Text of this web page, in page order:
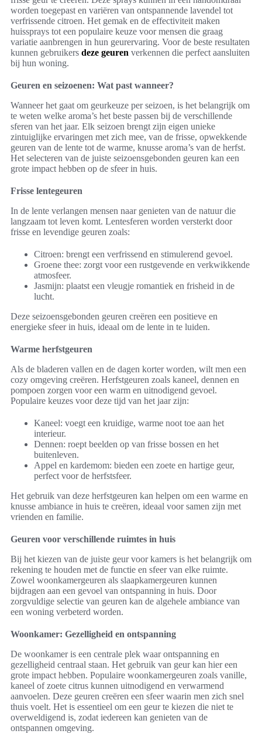
worden toegepast en variëren van ontspannende lavendel tot
verfrissende citroen. Het gemak en de effectiviteit maken
huissprays tot een populaire keuze voor mensen die graag
variatie aanbrengen in hun geurervaring. Voor de beste resultaten
kunnen gebruikers deze geuren verkennen die perfect aansluiten
bij hun woning.
Geuren en seizoenen: Wat past wanneer?
Wanneer het gaat om geurkeuze per seizoen, is het belangrijk om
te weten welke aroma’s het beste passen bij de verschillende
sferen van het jaar. Elk seizoen brengt zijn eigen unieke
zintuiglijke ervaringen met zich mee, van de frisse, opwekkende
geuren van de lente tot de warme, knusse aroma’s van de herfst.
Het selecteren van de juiste seizoensgebonden geuren kan een
grote impact hebben op de sfeer in huis.
Frisse lentegeuren
In de lente verlangen mensen naar genieten van de natuur die
langzaam tot leven komt. Lentesferen worden versterkt door
frisse en levendige geuren zoals:
Citroen: brengt een verfrissend en stimulerend gevoel.
Groene thee: zorgt voor een rustgevende en verkwikkende
atmosfeer.
Jasmijn: plaatst een vleugje romantiek en frisheid in de
lucht.
Deze seizoensgebonden geuren creëren een positieve en
energieke sfeer in huis, ideaal om de lente in te luiden.
Warme herfstgeuren
Als de bladeren vallen en de dagen korter worden, wilt men een
cozy omgeving creëren. Herfstgeuren zoals kaneel, dennen en
pompoen zorgen voor een warm en uitnodigend gevoel.
Populaire keuzes voor deze tijd van het jaar zijn:
Kaneel: voegt een kruidige, warme noot toe aan het
interieur.
Dennen: roept beelden op van frisse bossen en het
buitenleven.
Appel en kardemom: bieden een zoete en hartige geur,
perfect voor de herfstsfeer.
Het gebruik van deze herfstgeuren kan helpen om een warme en
knusse ambiance in huis te creëren, ideaal voor samen zijn met
vrienden en familie.
Geuren voor verschillende ruimtes in huis
Bij het kiezen van de juiste geur voor kamers is het belangrijk om
rekening te houden met de functie en sfeer van elke ruimte.
Zowel woonkamergeuren als slaapkamergeuren kunnen
bijdragen aan een gevoel van ontspanning in huis. Door
zorgvuldige selectie van geuren kan de algehele ambiance van
een woning verbeterd worden.
Woonkamer: Gezelligheid en ontspanning
De woonkamer is een centrale plek waar ontspanning en
gezelligheid centraal staan. Het gebruik van geur kan hier een
grote impact hebben. Populaire woonkamergeuren zoals vanille,
kaneel of zoete citrus kunnen uitnodigend en verwarmend
aanvoelen. Deze geuren creëren een sfeer waarin men zich snel
thuis voelt. Het is essentieel om een geur te kiezen die niet te
overweldigend is, zodat iedereen kan genieten van de
ontspannen omgeving.